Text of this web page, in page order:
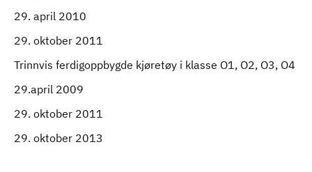
29. april 2010
29. oktober 2011
Trinnvis ferdigoppbygde kjøretøy i klasse O1, O2, O3, O4
29.april 2009
29. oktober 2011
29. oktober 2013